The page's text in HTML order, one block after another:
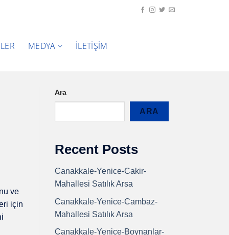
MEDYA İLETIŞIM
ve
için
Ara
ARA
Recent Posts
Canakkale-Yenice-Cakir-
Mahallesi Satılık Arsa
Canakkale-Yenice-Cambaz-
Mahallesi Satılık Arsa
Canakkale-Yenice-Boynanlar-